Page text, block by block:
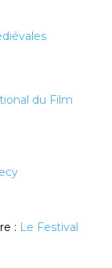
du Film
: Le Festival